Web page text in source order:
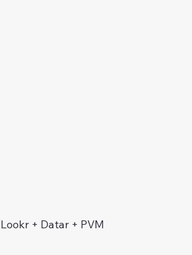
Lookr + Datar + PVM